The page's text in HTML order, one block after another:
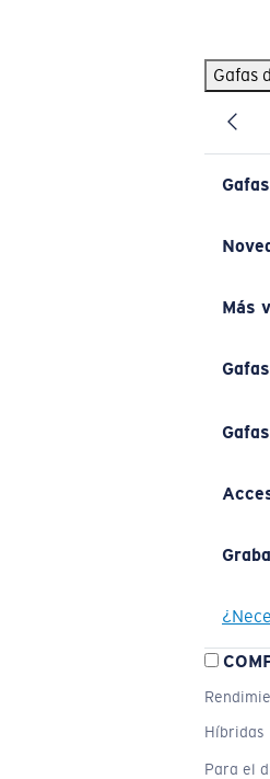
Gafas
Más
Híbridas
Para el
BÚSQUEDAS POPULARES
Pilothouse PRO Limited Edition
Gafas de sol personalizadas
Los más vendidos de gafas de sol